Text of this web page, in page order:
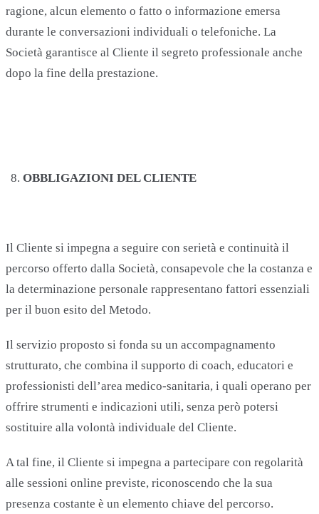
ragione, alcun elemento o fatto o informazione emersa
durante le conversazioni individuali o telefoniche. La
Società garantisce al Cliente il segreto professionale anche
dopo la fine della prestazione.
OBBLIGAZIONI DEL CLIENTE
Il Cliente si impegna a seguire con serietà e continuità il
percorso offerto dalla Società, consapevole che la costanza e
la determinazione personale rappresentano fattori essenziali
per il buon esito del Metodo.
Il servizio proposto si fonda su un accompagnamento
strutturato, che combina il supporto di coach, educatori e
professionisti dell’area medico-sanitaria, i quali operano per
offrire strumenti e indicazioni utili, senza però potersi
sostituire alla volontà individuale del Cliente.
A tal fine, il Cliente si impegna a partecipare con regolarità
alle sessioni online previste, riconoscendo che la sua
presenza costante è un elemento chiave del percorso.